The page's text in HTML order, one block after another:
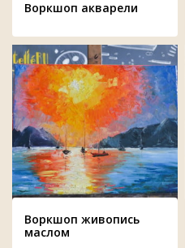
Воркшоп акварели
Воркшоп живопись
маслом